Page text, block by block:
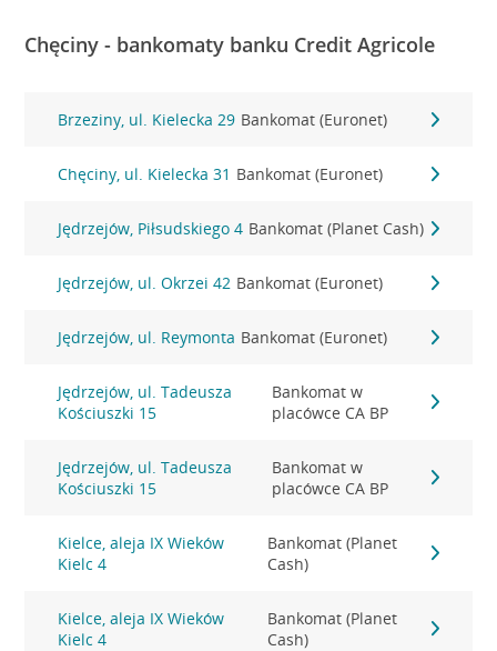
Chęciny - bankomaty banku Credit Agricole
Brzeziny, ul. Kielecka 29 Bankomat (Euronet)
Chęciny, ul. Kielecka 31 Bankomat (Euronet)
Jędrzejów, Piłsudskiego 4 Bankomat (Planet Cash)
Jędrzejów, ul. Okrzei 42 Bankomat (Euronet)
Jędrzejów, ul. Reymonta Bankomat (Euronet)
Jędrzejów, ul. Tadeusza
Kościuszki 15
Bankomat w
placówce CA BP
Jędrzejów, ul. Tadeusza
Kościuszki 15
Bankomat w
placówce CA BP
Kielce, aleja IX Wieków
Kielc 4
Bankomat (Planet
Cash)
Kielce, aleja IX Wieków
Kielc 4
Bankomat (Planet
Cash)